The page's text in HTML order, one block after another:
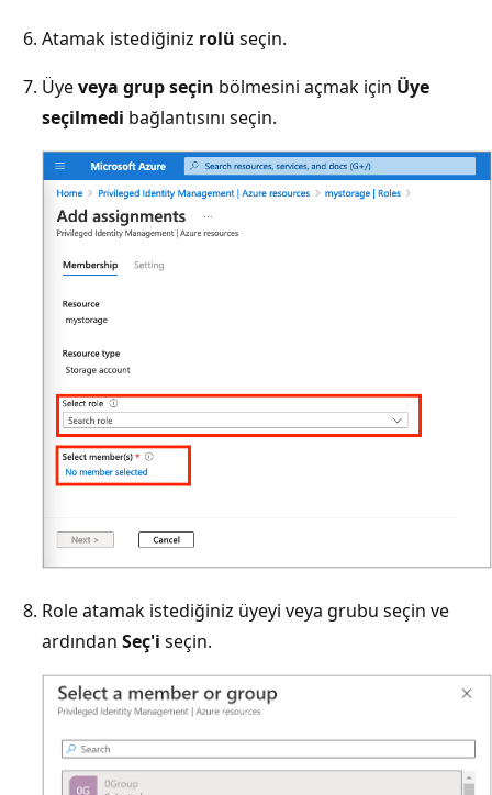
Atamak istediğiniz rolü seçin.
Üyeveya grup seçin bölmesini açmak için Üye
seçilmedi bağlantısını seçin.
Role atamak istediğiniz üyeyi veya grubu seçin ve
ardından Seç'i seçin.